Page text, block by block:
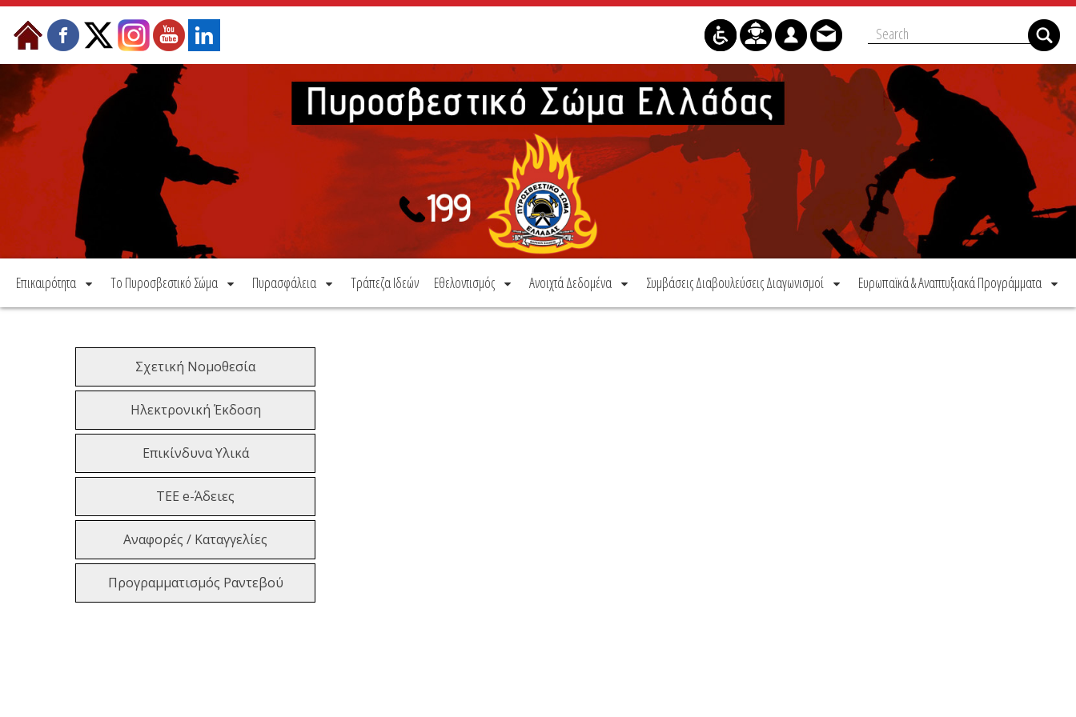
Μετάβαση στο περιεχόμενο
Επικαιρότητα Το Πυροσβεστικό Σώμα Πυρασφάλεια Τράπεζα Ιδεών Εθελοντισμός Ανοιχτά Δεδομένα Συμβάσεις Διαβουλεύσεις Διαγωνισμοί Ευρωπαϊκά & Αναπτυξιακά Προγράμματα
Σχετική Νομοθεσία
Ηλεκτρονική Έκδοση
Επικίνδυνα Υλικά
ΤΕΕ e-Άδειες
Αναφορές / Καταγγελίες
Προγραμματισμός Ραντεβού